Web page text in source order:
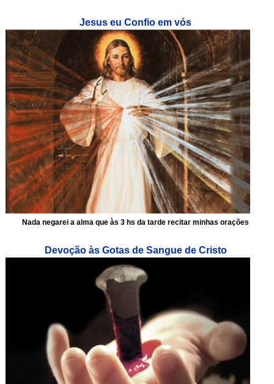
Jesus eu Confio em vós
Nada negarei a alma que às 3 hs da tarde recitar minhas orações
Devoção às Gotas de Sangue de Cristo